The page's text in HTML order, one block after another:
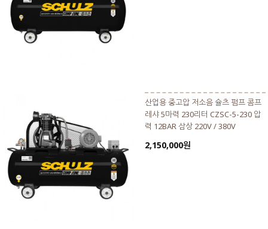
산업용 중고압 저소음 슐츠 펌프 콤프
레샤 5마력 230리터 CZSC-5-230 압
력 12BAR 삼상 220V / 380V
2,150,000원